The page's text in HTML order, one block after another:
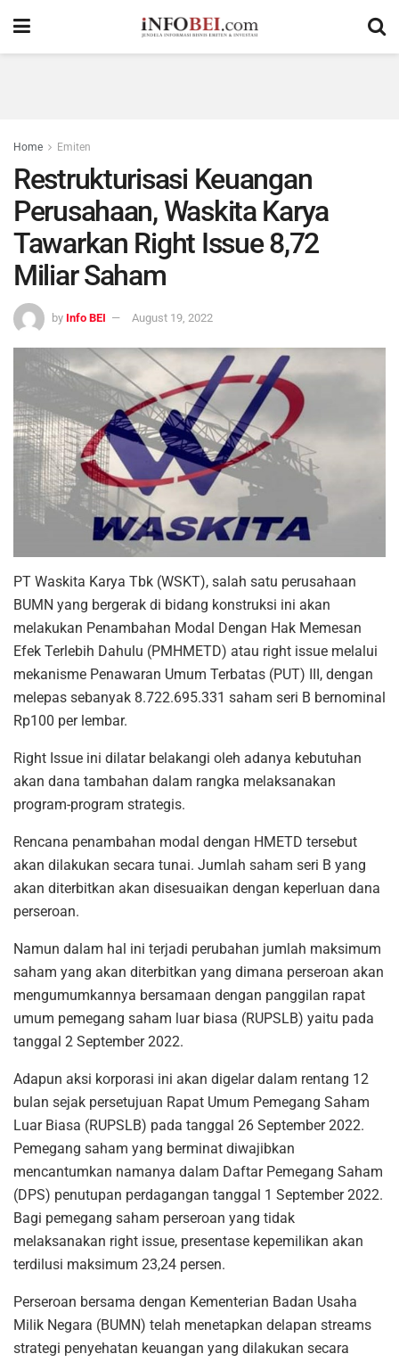
Home Emiten
Restrukturisasi Keuangan
Perusahaan, Waskita Karya
Tawarkan Right Issue 8,72
Miliar Saham
by Info BEI August 19, 2022
PT Waskita Karya Tbk (WSKT), salah satu perusahaan
BUMN yang bergerak di bidang konstruksi ini akan
melakukan Penambahan Modal Dengan Hak Memesan
Efek Terlebih Dahulu (PMHMETD) atau right issue melalui
mekanisme Penawaran Umum Terbatas (PUT) III, dengan
melepas sebanyak 8.722.695.331 saham seri B bernominal
Rp100 per lembar.
Right Issue ini dilatar belakangi oleh adanya kebutuhan
akan dana tambahan dalam rangka melaksanakan
program-program strategis.
Rencana penambahan modal dengan HMETD tersebut
akan dilakukan secara tunai. Jumlah saham seri B yang
akan diterbitkan akan disesuaikan dengan keperluan dana
perseroan.
Namun dalam hal ini terjadi perubahan jumlah maksimum
saham yang akan diterbitkan yang dimana perseroan akan
mengumumkannya bersamaan dengan panggilan rapat
umum pemegang saham luar biasa (RUPSLB) yaitu pada
tanggal 2 September 2022.
Adapun aksi korporasi ini akan digelar dalam rentang 12
bulan sejak persetujuan Rapat Umum Pemegang Saham
Luar Biasa (RUPSLB) pada tanggal 26 September 2022.
Pemegang saham yang berminat diwajibkan
mencantumkan namanya dalam Daftar Pemegang Saham
(DPS) penutupan perdagangan tanggal 1 September 2022.
Bagi pemegang saham perseroan yang tidak
melaksanakan right issue, presentase kepemilikan akan
terdilusi maksimum 23,24 persen.
Perseroan bersama dengan Kementerian Badan Usaha
Milik Negara (BUMN) telah menetapkan delapan streams
strategi penyehatan keuangan yang dilakukan secara